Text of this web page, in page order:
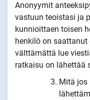
Anonyymit
vastuun teoistasi ja
kunnioittaen toisen
henkilö on
välttämättä lue
ratkaisu on lähettää
Mitä jos